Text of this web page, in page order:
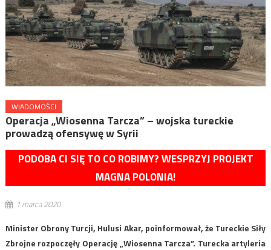
WIADOMOŚCI
Operacja „Wiosenna Tarcza” – wojska tureckie
prowadzą ofensywę w Syrii
PODOBA CI SIĘ TO CO ROBIMY? WESPRZYJ PROJEKT
MAGNA POLONIA!
1 marca 2020
Minister Obrony Turcji, Hulusi Akar, poinformował, że Tureckie Siły
Zbrojne rozpoczęły Operację „Wiosenna Tarcza”. Turecka artyleria